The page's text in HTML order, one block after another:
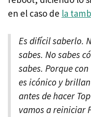
en el caso de la
Es difícil saberlo.
sabes. No sabes
sabes. Porque
es icónico y
antes de hacer
vamos a reiniciar